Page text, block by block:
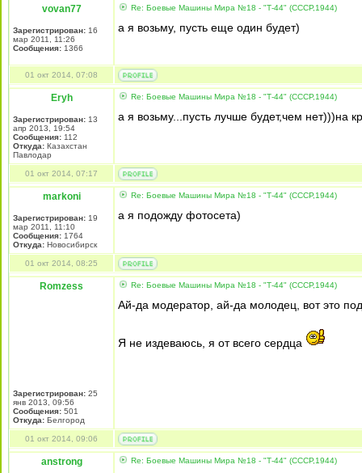
vovan77
Зарегистрирован: 16
мар 2011, 11:26
Сообщения: 1366
Re: Боевые Машины Мира №18 - "Т-44" (СССР,1944)
а я возьму, пусть еще один будет)
01 окт 2014, 07:08
Eryh
Зарегистрирован: 13
апр 2013, 19:54
Сообщения: 112
Откуда: Казахстан
Павлодар
Re: Боевые Машины Мира №18 - "Т-44" (СССР,1944)
а я возьму...пусть лучше будет,чем нет)))на
01 окт 2014, 07:17
markoni
Зарегистрирован: 19
мар 2011, 11:10
Сообщения: 1764
Откуда: Новосибирск
Re: Боевые Машины Мира №18 - "Т-44" (СССР,1944)
а я подожду фотосета)
01 окт 2014, 08:25
Romzess
Зарегистрирован: 25
янв 2013, 09:56
Сообщения: 501
Откуда: Белгород
Re: Боевые Машины Мира №18 - "Т-44" (СССР,1944)
Ай-да модератор, ай-да молодец, вот это
Я не издеваюсь, я от всего сердца
01 окт 2014, 09:06
anstrong Re: Боевые Машины Мира №18 - "Т-44" (СССР,1944)